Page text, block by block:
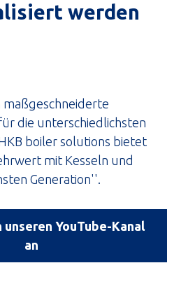
werden
die unterschiedlichsten
boiler solutions bietet
mit Kesseln und
Generation''.
unseren YouTube-Kanal
an